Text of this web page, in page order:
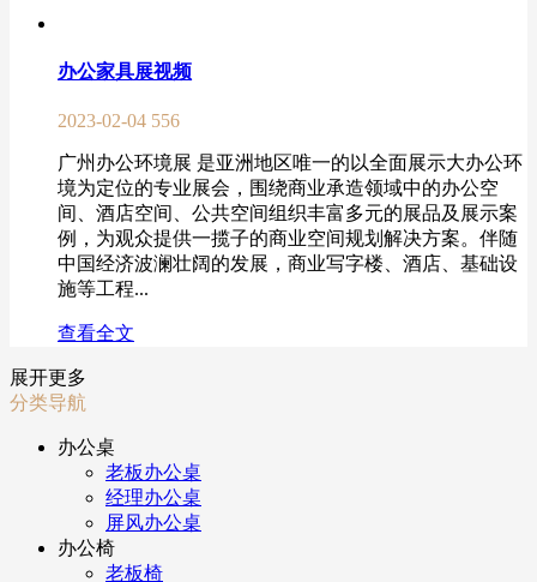
办公家具展视频
2023-02-04 556
广州办公环境展 是亚洲地区唯一的以全面展示大办公环
境为定位的专业展会，围绕商业承造领域中的办公空
间、酒店空间、公共空间组织丰富多元的展品及展示案
例，为观众提供一揽子的商业空间规划解决方案。伴随
中国经济波澜壮阔的发展，商业写字楼、酒店、基础设
施等工程...
查看全文
展开更多
分类导航
办公桌
老板办公桌
经理办公桌
屏风办公桌
办公椅
老板椅